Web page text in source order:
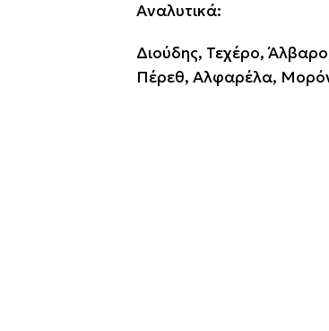
Αναλυτικά:
Διούδης, Τεχέρο,
Πέρεθ, Αλφαρέλα,